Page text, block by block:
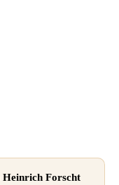
Heinrich Forscht